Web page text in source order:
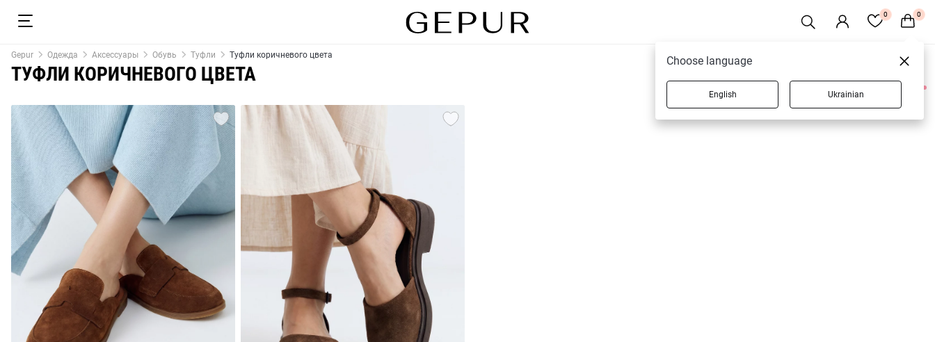
0 0
Gepur Одежда Аксессуары Обувь Туфли Туфли коричневого цвета
ТУФЛИ КОРИЧНЕВОГО ЦВЕТА
2 товаров
Choose language
English Ukrainian